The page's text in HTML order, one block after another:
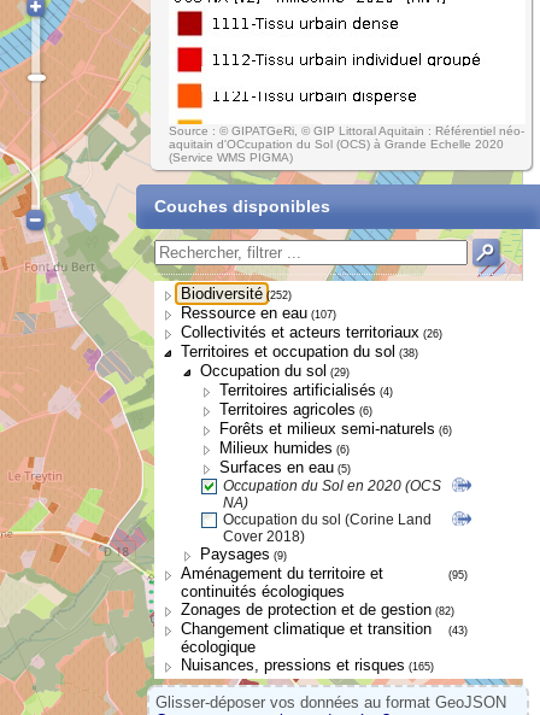
Source : © GIPATGeRi, © GIP Littoral Aquitain : Référentiel néo-
aquitain d'OCcupation du Sol (OCS) à Grande Echelle 2020
(Service WMS PIGMA)
Couches disponibles
Biodiversité (252)
Ressource en eau (107)
Collectivités et acteurs territoriaux (26)
Territoires et occupation du sol (38)
Occupation du sol (29)
Territoires artificialisés (4)
Territoires agricoles (6)
Forêts et milieux semi-naturels (6)
Milieux humides (6)
Surfaces en eau (5)
Occupation du Sol en 2020 (OCS
NA)
Occupation du sol (Corine Land
Cover 2018)
Paysages (9)
Aménagement du territoire et
continuités écologiques
(95)
Zonages de protection et de gestion (82)
Changement climatique et transition
écologique
(43)
Nuisances, pressions et risques (165)
Glisser-déposer vos données au format GeoJSON